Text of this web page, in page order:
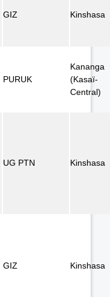
GIZ Kinshasa
PURUK
Kananga
(Kasaï-
Central)
UG PTN Kinshasa
GIZ Kinshasa